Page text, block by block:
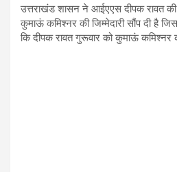
उत्तराखंड शासन ने आईएएस दीपक रावत की
कुमाऊं कमिश्‍नर की जिम्मेदारी सौंप दी है
कि दीपक रावत गुरूवार को कुमाऊं कमिश्‍नर